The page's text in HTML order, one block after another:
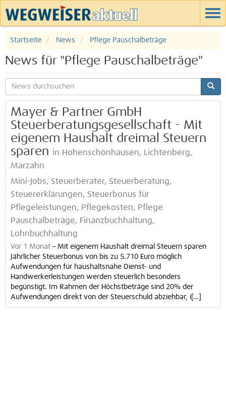
Startseite News Pflege Pauschalbeträge
News für "Pflege Pauschalbeträge"
Mayer & Partner GmbH
Steuerberatungsgesellschaft - Mit
eigenem Haushalt dreimal Steuern
sparen in Hohenschönhausen, Lichtenberg,
Marzahn
Mini-Jobs, Steuerberater, Steuerberatung,
Steuererklärungen, Steuerbonus für
Pflegeleistungen, Pflegekosten, Pflege
Pauschalbeträge, Finanzbuchhaltung,
Lohnbuchhaltung
Vor 1 Monat – Mit eigenem Haushalt dreimal Steuern sparen
Jährlicher Steuerbonus von bis zu 5.710 Euro möglich
Aufwendungen für haushaltsnahe Dienst- und
Handwerkerleistungen werden steuerlich besonders
begünstigt. Im Rahmen der Höchstbeträge sind 20% der
Aufwendungen direkt von der Steuerschuld abziehbar, i[...]